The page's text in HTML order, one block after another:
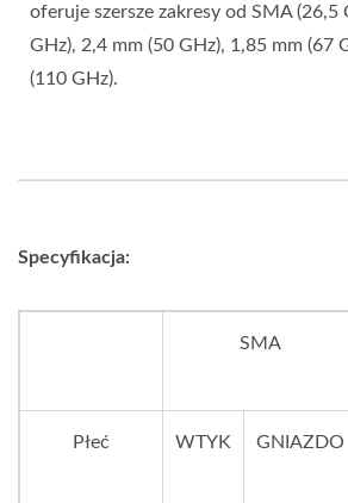
oferuje szersze zakresy od SMA (26,5
GHz), 2,4 mm (50 GHz), 1,85 mm (67
(110 GHz).
Specyfikacja:
SMA
Płeć WTYK GNIAZDO